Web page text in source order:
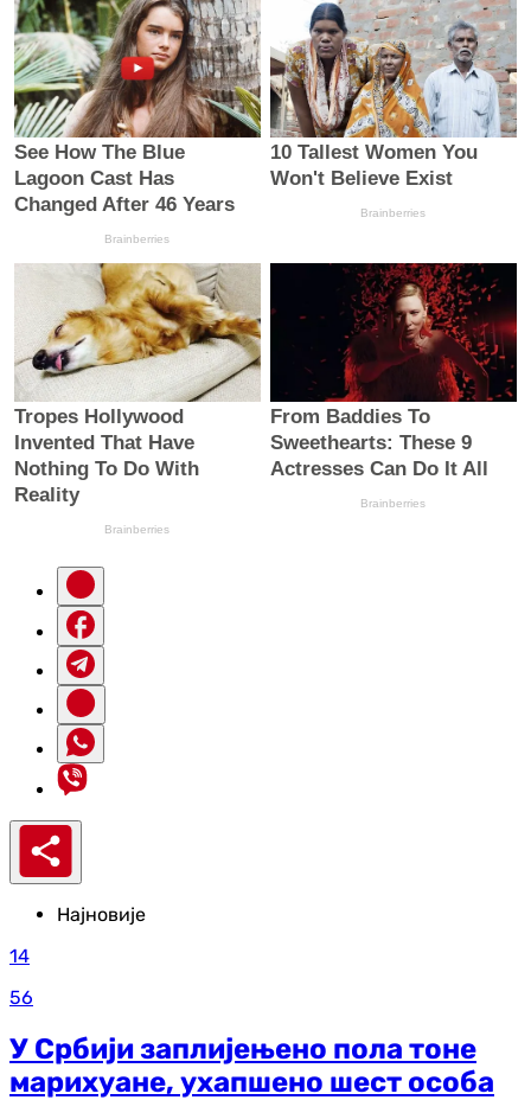
Најновије
14
56
У Србији заплијењено пола тоне
марихуане, ухапшено шест особа